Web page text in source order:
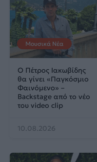
Μουσικά Νέα
Ο Πέτρος Ιακωβίδης
θα γίνει «Παγκόσμιο
Φαινόμενο» –
Backstage από το νέο
του video clip
10.08.2026